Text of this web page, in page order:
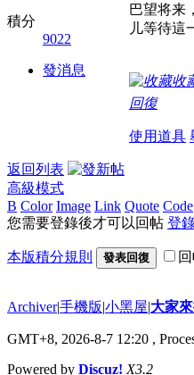
積分
9022
發消息
巴望将来
儿等待這
收
回復
使用道具
返回列表
高級模式
B Color Image Link Quote Code
您需要登錄後才可以回帖 登
本版積分規則 發表回復
Archiver|手機版|小黑屋|大家
GMT+8, 2026-8-7 12:20 ,
Powered by Discuz! X3.2